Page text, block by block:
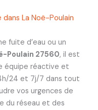
La Noë-Poulain
fuite d’eau ou un
Poulain 27560, il est
équipe réactive et
24 et 7j/7 dans tout
vos urgences de
du réseau et des